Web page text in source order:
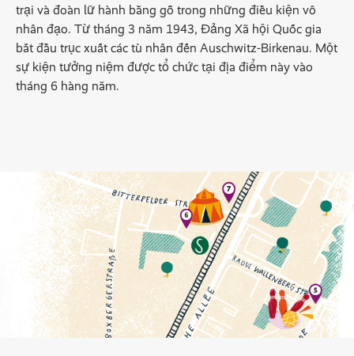
trại và đoàn lữ hành bằng gỗ trong những điều kiện vô
nhân đạo. Từ tháng 3 năm 1943, Đảng Xã hội Quốc gia
bắt đầu trục xuất các tù nhân đến Auschwitz-Birkenau. Một
sự kiện tưởng niệm được tổ chức tại địa điểm này vào
tháng 6 hàng năm.